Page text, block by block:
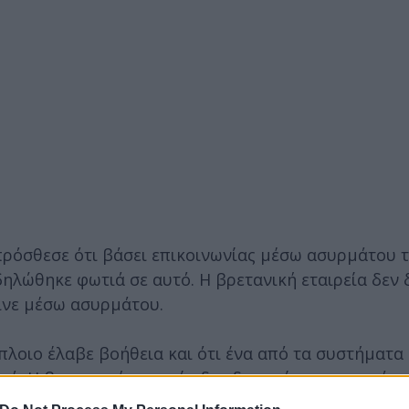
ότι βάσει επικοινωνίας μέσω ασυρμάτου
φωτιά σε αυτό. Η βρετανική εταιρεία δεν
μέσω ασυρμάτου.
έλαβε βοήθεια και ότι ένα από τα συστήματα
Η βρετανική εταιρεία δεν διευκρίνισε σχετικά